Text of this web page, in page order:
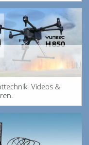
Videos &